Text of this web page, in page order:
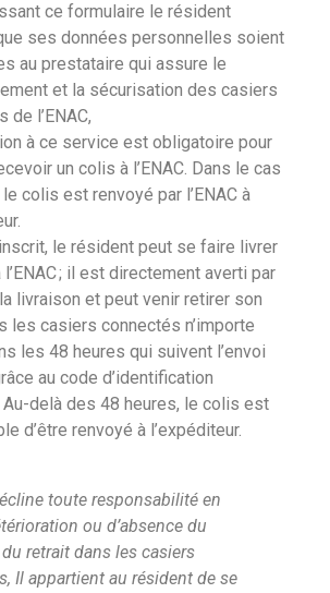
ce formulaire le résident
ses données personnelles soient
au prestataire qui assure le
et la sécurisation des casiers
de l’ENAC,
à ce service est obligatoire pour
un colis à l’ENAC. Dans le cas
colis est renvoyé par l’ENAC à
le résident peut se faire livrer
; il est directement averti par
livraison et peut venir retirer son
les casiers connectés n’importe
les 48 heures qui suivent l’envoi
au code d’identification
delà des 48 heures, le colis est
d’être renvoyé à l’expéditeur.
toute responsabilité en
ou d’absence du
retrait dans les casiers
Il appartient au résident de se